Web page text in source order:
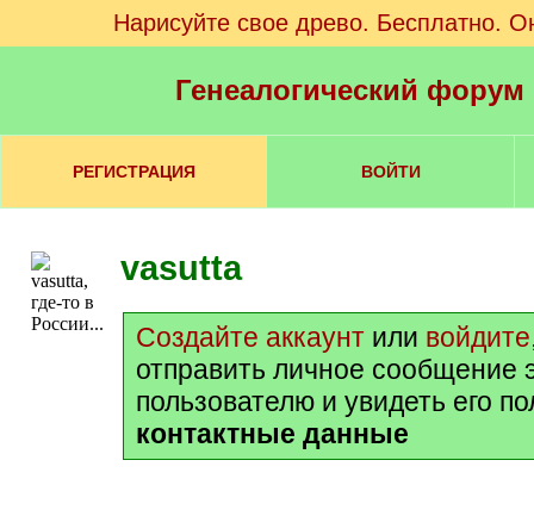
Нарисуйте свое древо. Бесплатно.
Генеалогический
РЕГИСТРАЦИЯ ВОЙТИ
vasutta
Создайте аккаунт или войдите
отправить личное сообщение
пользователю и увидеть его
контактные данные